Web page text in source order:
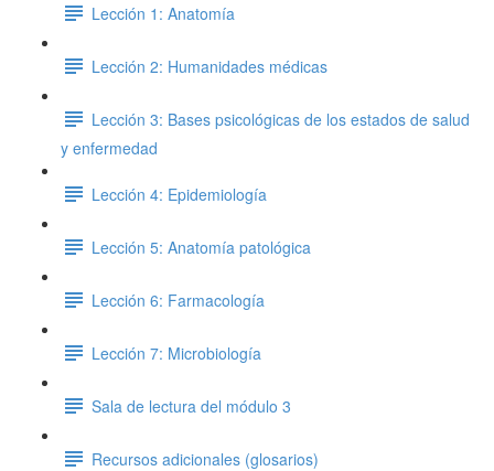
Lección 1: Anatomía
Lección 2: Humanidades médicas
Lección 3: Bases psicológicas de los estados de salud
y enfermedad
Lección 4: Epidemiología
Lección 5: Anatomía patológica
Lección 6: Farmacología
Lección 7: Microbiología
Sala de lectura del módulo 3
Recursos adicionales (glosarios)